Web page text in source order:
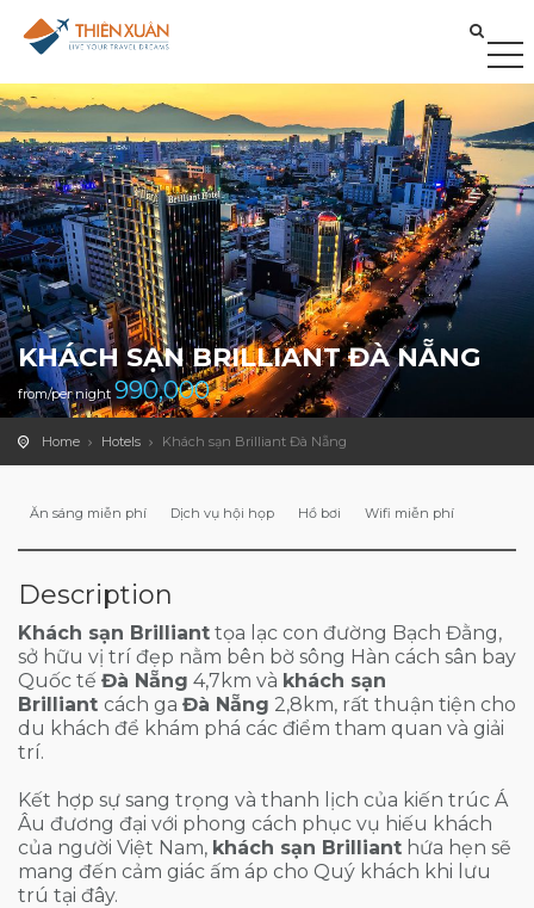
KHÁCH SẠN BRILLIANT ĐÀ NẴNG
from/per night 990,000
Home Hotels Khách sạn Brilliant Đà Nẵng
Ăn sáng miễn phí Dịch vụ hội họp Hồ bơi Wifi miễn phí
Description
Khách sạn Brilliant tọa lạc con đường Bạch Đằng,
sở hữu vị trí đẹp nằm bên bờ sông Hàn cách sân bay
Quốc tế Đà Nẵng 4,7km và khách sạn
Brilliant cách ga Đà Nẵng 2,8km, rất thuận tiện cho
du khách để khám phá các điểm tham quan và giải
trí.
Kết hợp sự sang trọng và thanh lịch của kiến trúc Á
Âu đương đại với phong cách phục vụ hiếu khách
của người Việt Nam, khách sạn Brilliant hứa hẹn sẽ
mang đến cảm giác ấm áp cho Quý khách khi lưu
trú tại đây.